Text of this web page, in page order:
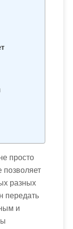
просто
позволяет
разных
передать
и